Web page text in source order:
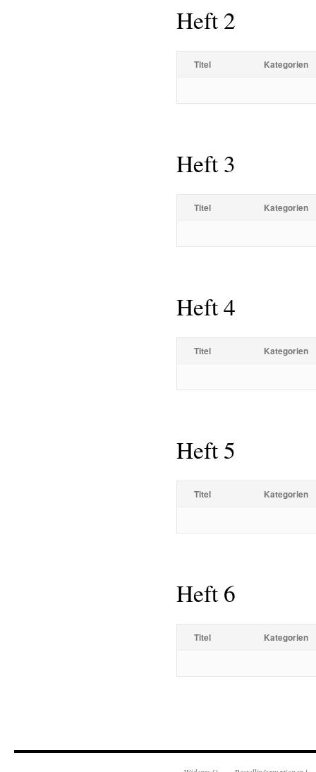
Heft 2
Titel Kategorien
Heft 3
Titel Kategorien
Heft 4
Titel Kategorien
Heft 5
Titel Kategorien
Heft 6
Titel Kategorien